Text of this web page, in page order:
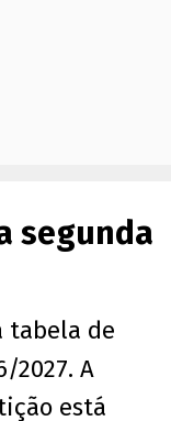
segunda
tabela de
2027. A
está